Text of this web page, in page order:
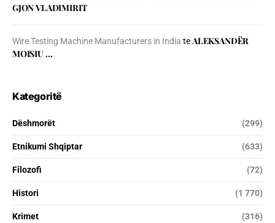
GJON VLADIMIRIT
Wire Testing Machine Manufacturers in India teALEKSANDËR
MOISIU …
Kategoritë
Dëshmorët (299)
Etnikumi Shqiptar (633)
Filozofi (72)
Histori (1 770)
Krimet (316)